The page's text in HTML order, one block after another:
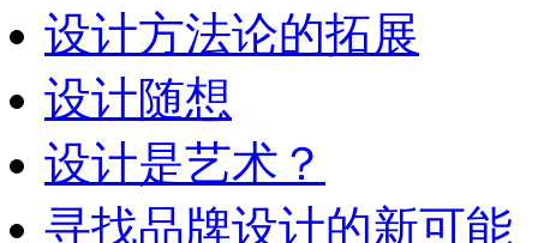
设计方法论的拓展
设计随想
设计是艺术？
寻找品牌设计的新可能